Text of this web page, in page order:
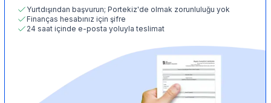
Yurtdışından başvurun; Portekiz'de olmak zorunluluğu yok
Finanças hesabınız için şifre
24 saat içinde e-posta yoluyla teslimat